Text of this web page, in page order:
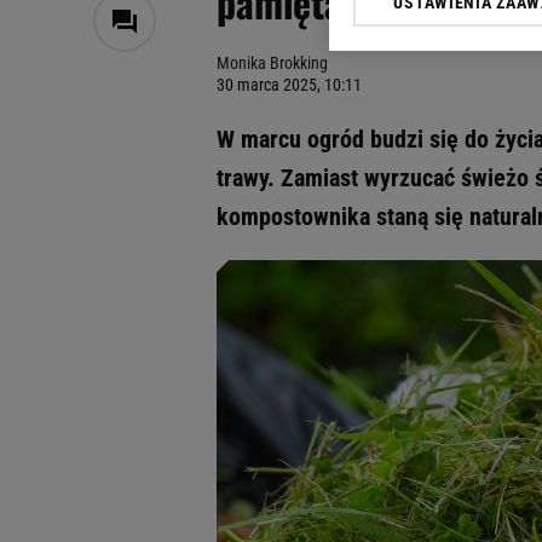
Monika Brokking
30 marca 2025, 10:11
W marcu ogród budzi się do
trawy. Zamiast wyrzucać świeżo
kompostownika staną się
Klikając „Akceptuję”
odnośnik „Ustawienia
My, nasi Zaufani
Użycie dokładnych
Przechowywanie